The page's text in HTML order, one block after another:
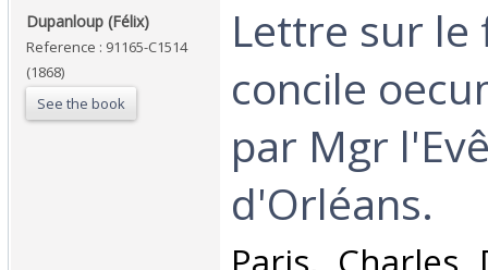
‎Dupanloup (Félix)‎
Reference : 91165-C1514
(1868)
See the book
‎Lettre sur
concile
par Mgr
d'Orléans. ‎